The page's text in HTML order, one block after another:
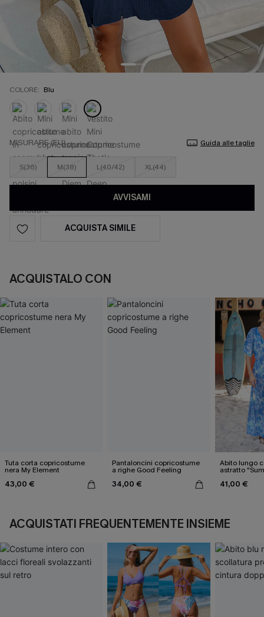
COLORE: Blu
MISURARE (EU) Guida alle taglie
S(36) M(38) L(40/42) XL(44)
AVVISAMI
ACQUISTA SIMILE
ACQUISTALO CON
Tuta corta copricostume
nera My Element
43,00 €
Pantaloncini copricostume
a righe Good Feeling
34,00 €
Abito lungo
astratto
41,00 €
ACQUISTATI FREQUENTEMENTE INSIEME